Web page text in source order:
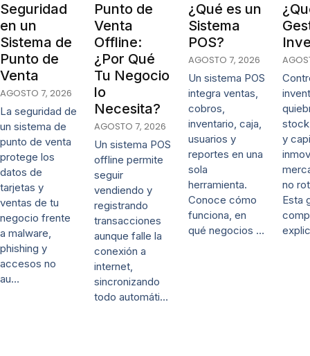
Seguridad
en un
Sistema de
Punto de
Venta
AGOSTO 7, 2026
La seguridad de
un sistema de
punto de venta
protege los
datos de
tarjetas y
ventas de tu
negocio frente
a malware,
phishing y
accesos no
au…
Punto de
Venta
Offline:
¿Por Qué
Tu Negocio
lo
Necesita?
AGOSTO 7, 2026
Un sistema POS
offline permite
seguir
vendiendo y
registrando
transacciones
aunque falle la
conexión a
internet,
sincronizando
todo automáti…
¿Qué es un
Sistema
POS?
AGOSTO 7, 2026
Un sistema POS
integra ventas,
cobros,
inventario, caja,
usuarios y
reportes en una
sola
herramienta.
Conoce cómo
funciona, en
qué negocios …
y
no
Esta